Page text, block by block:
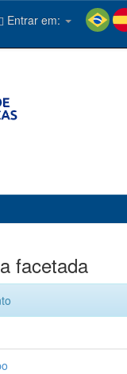
Entrar em:
facetada